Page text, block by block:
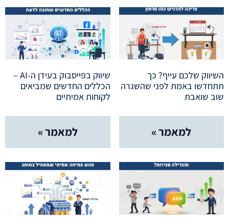
השיווק שלכם עייף? כך
תתחדשו באמת לפני שהשגרה
שוב שואבת
למאמר »
שיווק בפייסבוק בעידן ה-AI –
הכללים החדשים שמביאים
לקוחות אמיתיים
למאמר »